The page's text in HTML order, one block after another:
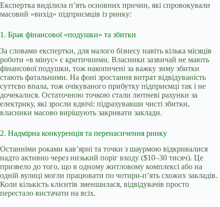
Експертка виділила п’ять основних причин, які спровокували
масовий «вихід» підприємців із ринку:
1. Брак фінансової «подушки» та збитки
За словами експертки, для малого бізнесу навіть кілька місяців
роботи «в мінус» є критичними. Власники зазвичай не мають
фінансової подушки, тож накопичені за важку зиму збитки
стають фатальними. На фоні зростання витрат відвідуваність
суттєво впала, тож очікуваного прибутку підприємці так і не
дочекалися. Остаточною точкою стали лютневі рахунки за
електрику, які зросли вдвічі: підрахувавши чисті збитки,
власники масово вирішують закривати заклади.
2. Надмірна конкуренція та перенасичення ринку
Останніми роками кав’ярні та точки з шаурмою відкривалися
надто активно через низький поріг входу ($10–30 тисяч). Це
призвело до того, що в одному житловому комплексі або на
одній вулиці могли працювати по чотири-п’ять схожих закладів.
Коли кількість клієнтів зменшилася, відвідувачів просто
перестало вистачати на всіх.